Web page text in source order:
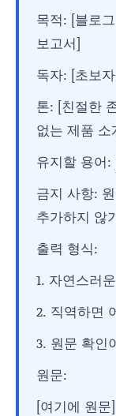
목적: [블로
보고서]
독자: [초보
톤: [친절한
없는 제품 소
유지할 용어
금지 사항:
추가하지 않
출력 형식:
1. 자연스러
2. 직역하면
3. 원문 확인
원문:
[여기에 원문]